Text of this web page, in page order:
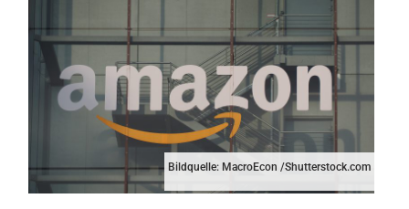
Bildquelle: MacroEcon /Shutterstock.com